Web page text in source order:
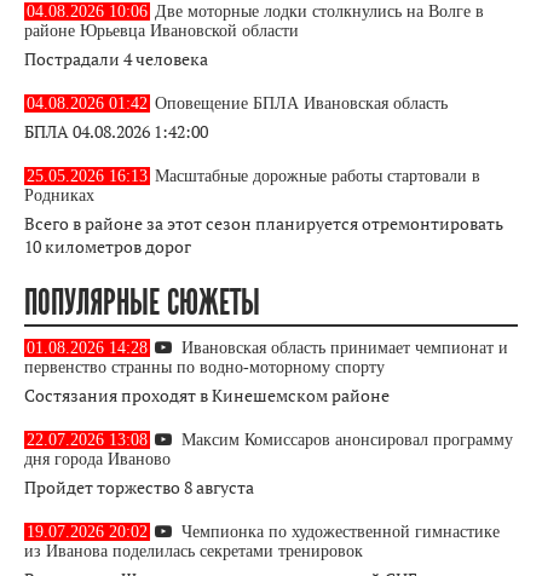
04.08.2026 10:06 Две моторные лодки столкнулись на Волге в
районе Юрьевца Ивановской области
Пострадали 4 человека
04.08.2026 01:42 Оповещение БПЛА Ивановская область
БПЛА 04.08.2026 1:42:00
25.05.2026 16:13 Масштабные дорожные работы стартовали в
Родниках
Всего в районе за этот сезон планируется отремонтировать
10 километров дорог
ПОПУЛЯРНЫЕ СЮЖЕТЫ
01.08.2026 14:28
Ивановская область принимает чемпионат и
первенство странны по водно-моторному спорту
Состязания проходят в Кинешемском районе
22.07.2026 13:08
Максим Комиссаров анонсировал программу
дня города Иваново
Пройдет торжество 8 августа
19.07.2026 20:02
Чемпионка по художественной гимнастике
из Иванова поделилась секретами тренировок